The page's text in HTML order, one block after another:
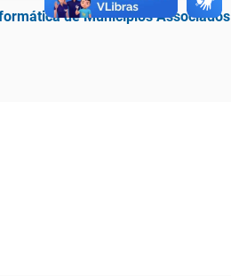
de Municípios Associados